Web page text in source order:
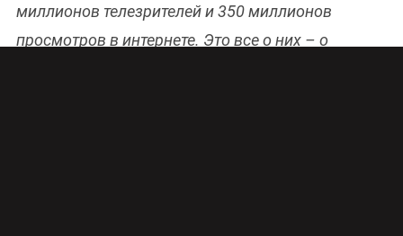
миллионов телезрителей и 350 миллионов
просмотров в интернете. Это все о них – о